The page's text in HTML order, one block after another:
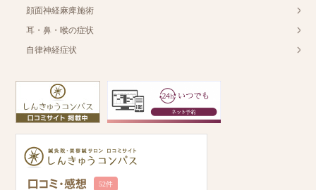
顔面神経麻痺施術
耳・鼻・喉の症状
自律神経症状